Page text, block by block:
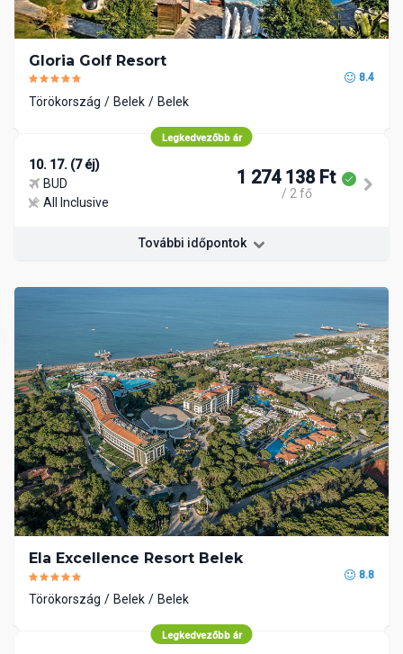
Gloria Golf Resort
8.4
Törökország Belek Belek
Legkedvezőbb ár
10. 17. (7 éj)
BUD
All Inclusive
1 274 138 Ft
/ 2 fő
További időpontok
Ela Excellence Resort Belek
8.8
Törökország Belek Belek
Legkedvezőbb ár